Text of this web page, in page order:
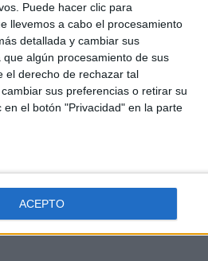
Puede hacer clic para
llevemos a cabo el procesamiento
detallada y cambiar sus
que algún procesamiento de sus
el derecho de rechazar tal
sus preferencias o retirar su
el botón "Privacidad" en la parte
ACEPTO
no